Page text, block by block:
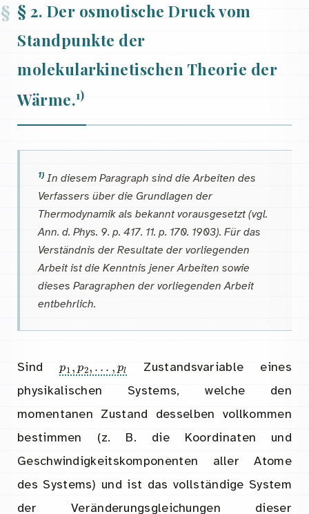
§ 2. Der osmotische Druck vom
Standpunkte der
molekularkinetischen Theorie der
Wärme.1)
1) In diesem Paragraph sind die Arbeiten des
Verfassers über die Grundlagen der
Thermodynamik als bekannt vorausgesetzt (vgl.
Ann. d. Phys. 9. p. 417. 11. p. 170. 1903). Für das
Verständnis der Resultate der vorliegenden
Arbeit ist die Kenntnis jener Arbeiten sowie
dieses Paragraphen der vorliegenden Arbeit
entbehrlich.
Sind
Zustandsvariable eines
physikalischen Systems, welche den
momentanen Zustand desselben vollkommen
bestimmen (z. B. die Koordinaten und
Geschwindigkeitskomponenten aller Atome
des Systems) und ist das vollständige System
der Veränderungsgleichungen dieser